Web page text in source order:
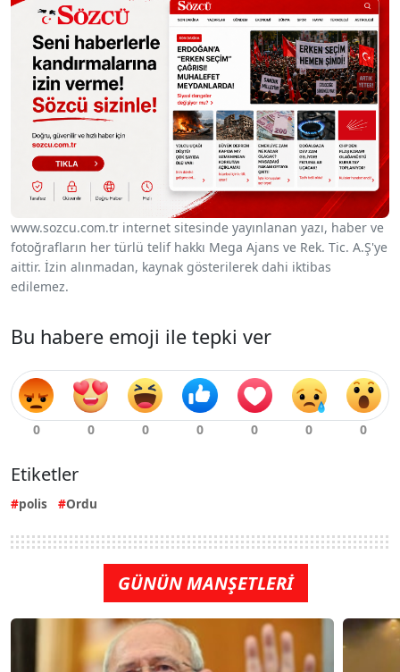
www.sozcu.com.tr internet sitesinde yayınlanan yazı, haber ve
fotoğrafların her türlü telif hakkı Mega Ajans ve Rek. Tic. A.Ş'ye
aittir. İzin alınmadan, kaynak gösterilerek dahi iktibas
edilemez.
Bu habere emoji ile tepki ver
Etiketler
polis Ordu
GÜNÜN MANŞETLERİ